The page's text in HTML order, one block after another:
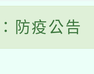
防疫公告